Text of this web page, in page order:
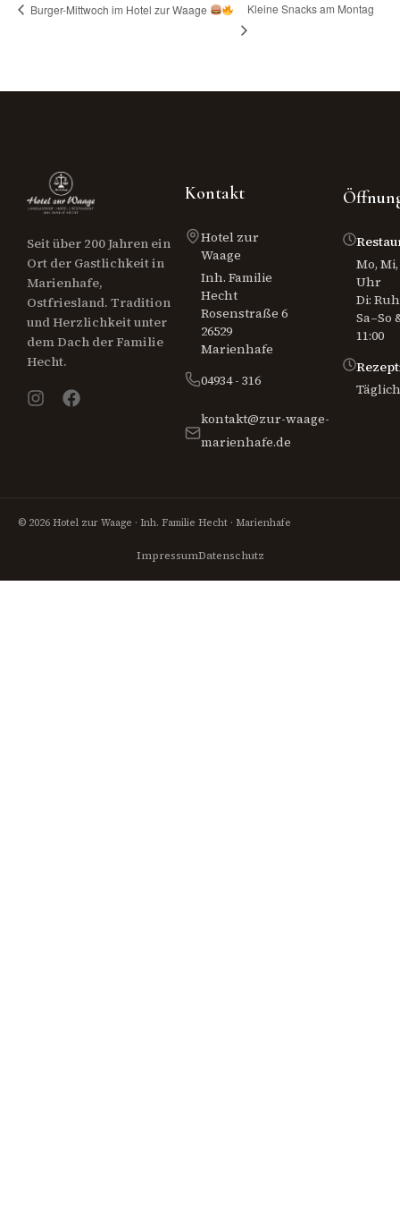
Burger-Mittwoch im Hotel zur Waage Kleine Snacks am Montag
Seit über 200 Jahren ein
Ort der Gastlichkeit in
Marienhafe,
Ostfriesland. Tradition
und Herzlichkeit unter
dem Dach der Familie
Hecht.
Kontakt
Hotel zur
Waage
Inh. Familie
Hecht
Rosenstraße 6
26529
Marienhafe
04934 - 316
kontakt@zur-waage-
marienhafe.de
Mo, Mi,
Uhr
Di:
Sa–So
11:00
© 2026 Hotel zur Waage · Inh. Familie Hecht · Marienhafe
ImpressumDatenschutz